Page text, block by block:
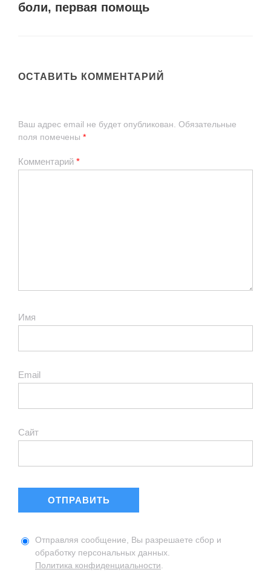
боли, первая помощь
ОСТАВИТЬ КОММЕНТАРИЙ
Ваш адрес email не будет опубликован. Обязательные
поля помечены *
Комментарий *
Имя
Email
Сайт
Отправляя сообщение, Вы разрешаете сбор и
обработку персональных данных.
Политика конфиденциальности